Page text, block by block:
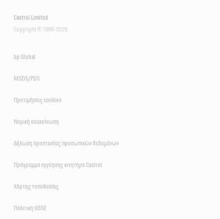
Castrol Limited
Copyright © 1999-2026
bp Global
MSDS/PDS
Προτιμήσεις cookies
Νομική ανακοίνωση
Δήλωση προστασίας προσωπικών δεδομένων
Πρόγραμμα εγγύησης κινητήρα Castrol
Χάρτης τοποθεσίας
Πολιτική HSSE